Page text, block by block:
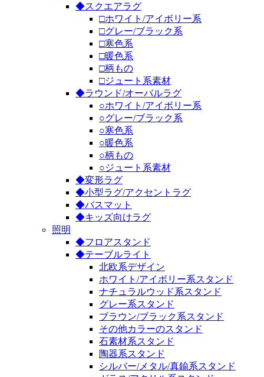
◆スクエアラグ
□ホワイト/アイボリー系
□グレー/ブラック系
□寒色系
□暖色系
□柄もの
□ジュート系素材
◆ラウンド/オーバルラグ
○ホワイト/アイボリー系
○グレー/ブラック系
○寒色系
○暖色系
○柄もの
○ジュート系素材
◆変形ラグ
◆小型ラグ/アクセントラグ
◆バスマット
◆キッズ向けラグ
照明
◆フロアスタンド
◆テーブルライト
北欧系デザイン
ホワイト/アイボリー系スタンド
ナチュラルウッド系スタンド
グレー系スタンド
ブラウン/ブラック系スタンド
その他カラーのスタンド
石素材系スタンド
陶器系スタンド
シルバー/メタル/真鍮系スタンド